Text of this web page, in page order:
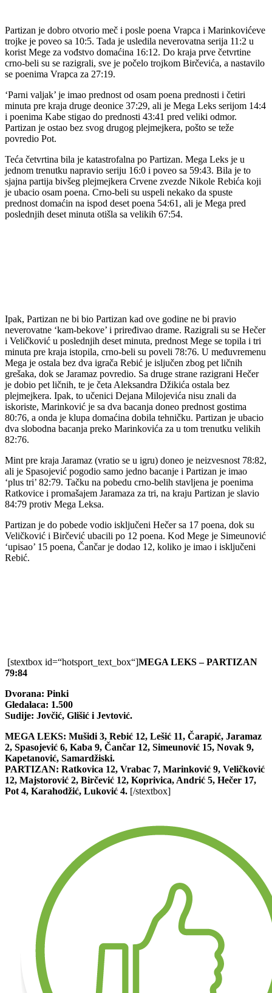
Partizan je dobro otvorio meč i posle poena Vrapca i Marinkovićeve
trojke je poveo sa 10:5. Tada je usledila neverovatna serija 11:2 u
korist Mege za vođstvo domaćina 16:12. Do kraja prve četvrtine
crno-beli su se razigrali, sve je počelo trojkom Birčevića, a nastavilo
se poenima Vrapca za 27:19.
‘Parni valjak’ je imao prednost od osam poena prednosti i četiri
minuta pre kraja druge deonice 37:29, ali je Mega Leks serijom 14:4
i poenima Kabe stigao do prednosti 43:41 pred veliki odmor.
Partizan je ostao bez svog drugog plejmejkera, pošto se teže
povredio Pot.
Teća četvrtina bila je katastrofalna po Partizan. Mega Leks je u
jednom trenutku napravio seriju 16:0 i poveo sa 59:43. Bila je to
sjajna partija bivšeg plejmejkera Crvene zvezde Nikole Rebića koji
je ubacio osam poena. Crno-beli su uspeli nekako da spuste
prednost domaćin na ispod deset poena 54:61, ali je Mega pred
poslednjih deset minuta otišla sa velikih 67:54.
Ipak, Partizan ne bi bio Partizan kad ove godine ne bi pravio
neverovatne ‘kam-bekove’ i priređivao drame. Razigrali su se Hečer
i Veličković u poslednjih deset minuta, prednost Mege se topila i tri
minuta pre kraja istopila, crno-beli su poveli 78:76. U međuvremenu
Mega je ostala bez dva igrača Rebić je isljučen zbog pet ličnih
grešaka, dok se Jaramaz povredio. Sa druge strane razigrani Hečer
je dobio pet ličnih, te je četa Aleksandra Džikića ostala bez
plejmejkera. Ipak, to učenici Dejana Milojevića nisu znali da
iskoriste, Marinković je sa dva bacanja doneo prednost gostima
80:76, a onda je klupa domaćina dobila tehničku. Partizan je ubacio
dva slobodna bacanja preko Marinkovića za u tom trenutku velikih
82:76.
Mint pre kraja Jaramaz (vratio se u igru) doneo je neizvesnost 78:82,
ali je Spasojević pogodio samo jedno bacanje i Partizan je imao
‘plus tri’ 82:79. Tačku na pobedu crno-belih stavljena je poenima
Ratkovice i promašajem Jaramaza za tri, na kraju Partizan je slavio
84:79 protiv Mega Leksa.
Partizan je do pobede vodio isključeni Hečer sa 17 poena, dok su
Veličković i Birčević ubacili po 12 poena. Kod Mege je Simeunović
‘upisao’ 15 poena, Čančar je dodao 12, koliko je imao i isključeni
Rebić.
[stextbox id=“hotsport_text_box“]MEGA LEKS – PARTIZAN
79:84
Dvorana: Pinki
Gledalaca: 1.500
Sudije: Jovčić, Glišić i Jevtović.
MEGA LEKS: Mušidi 3, Rebić 12, Lešić 11, Čarapić, Jaramaz
2, Spasojević 6, Kaba 9, Čančar 12, Simeunović 15, Novak 9,
Kapetanović, Samardžiski.
PARTIZAN: Ratkovica 12, Vrabac 7, Marinković 9, Veličković
12, Majstorović 2, Birčević 12, Koprivica, Andrić 5, Hečer 17,
Pot 4, Karahodžić, Luković 4. [/stextbox]